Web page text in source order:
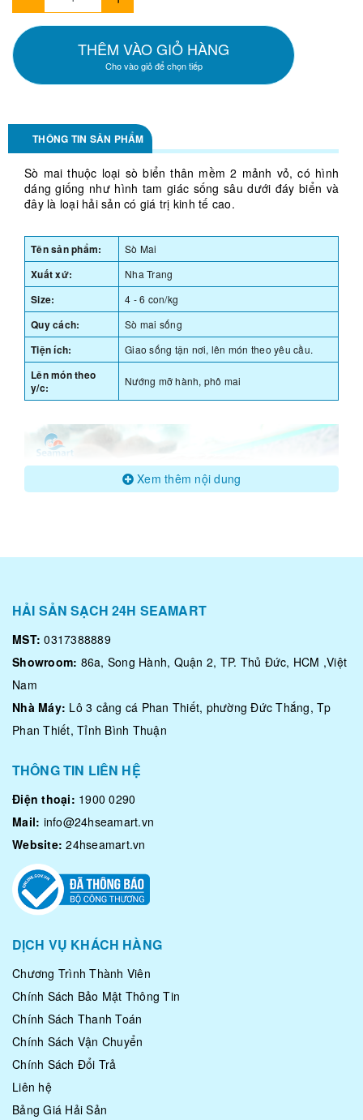
THÊM VÀO GIỎ HÀNG
Cho vào giỏ để chọn tiếp
THÔNG TIN SẢN PHẨM
Sò mai thuộc loại sò biển thân mềm 2 mảnh vỏ, có hình
dáng giống như hình tam giác sống sâu dưới đáy biển và
đây là loại hải sản có giá trị kinh tế cao.
Tên sản phẩm: Sò Mai
Xuất xứ: Nha Trang
Size: 4 - 6 con/kg
Quy cách: Sò mai sống
Tiện ích: Giao sống tận nơi, lên món theo yêu cầu.
Lên món theo
y/c:
Nướng mỡ hành, phô mai
Loại sò này có khá nhiều thịt, thịt thơm ngon đặc biệt phần
ngon nhất của con sò chính là phần cơ thịt nối liền 2 mảnh
của vỏ hay còn gọi là cồi sò. Phần cồi trắng, tròn và to hơn
cồi sò điệp, thịt cồi ăn dai, ngọt rất ngon.
Xem thêm nội dung
HẢI SẢN SẠCH 24H SEAMART
MST: 0317388889
Showroom: 86a, Song Hành, Quận 2, TP. Thủ Đức, HCM ,Việt
Nam
Nhà Máy: Lô 3 cảng cá Phan Thiết, phường Đức Thắng, Tp
Phan Thiết, Tỉnh Bình Thuận
THÔNG TIN LIÊN HỆ
Điện thoại: 1900 0290
Mail: info@24hseamart.vn
Website: 24hseamart.vn
DỊCH VỤ KHÁCH HÀNG
Chương Trình Thành Viên
Chính Sách Bảo Mật Thông Tin
Chính Sách Thanh Toán
Chính Sách Vận Chuyển
Chính Sách Đổi Trả
Liên hệ
Bảng Giá Hải Sản